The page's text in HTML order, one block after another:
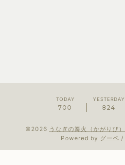
TODAY
700
YESTERDAY
824
©2026 うなぎの篝火（かがりび）
Powered by グーペ /